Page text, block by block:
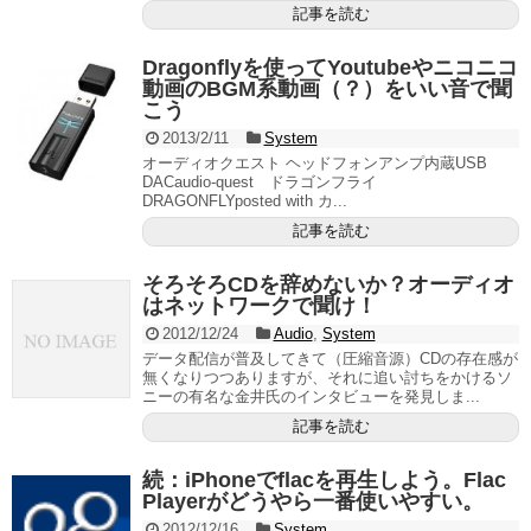
記事を読む
Dragonflyを使ってYoutubeやニコニコ
動画のBGM系動画（？）をいい音で聞
こう
2013/2/11
System
オーディオクエスト ヘッドフォンアンプ内蔵USB
DACaudio-quest ドラゴンフライ
DRAGONFLYposted with カ...
記事を読む
そろそろCDを辞めないか？オーディオ
はネットワークで聞け！
2012/12/24 Audio, System
データ配信が普及してきて（圧縮音源）CDの存在感が
無くなりつつありますが、それに追い討ちをかけるソ
ニーの有名な金井氏のインタビューを発見しま...
記事を読む
続：iPhoneでflacを再生しよう。Flac
Playerがどうやら一番使いやすい。